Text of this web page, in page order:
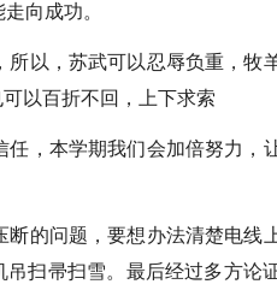
向成功。
以，苏武可以忍辱负重，牧
以百折不回，上下求索
，本学期我们会加倍努力，
的问题，要想办法清楚电线
扫帚扫雪。最后经过多方论